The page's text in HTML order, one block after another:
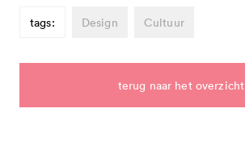
tags: Design Cultuur
terug naar het overzicht